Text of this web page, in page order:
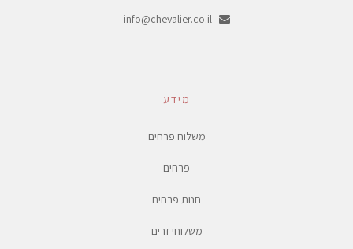
מידע
משלוח פרחים
פרחים
חנות פרחים
משלוחי זרים
info@chevalier.co.il